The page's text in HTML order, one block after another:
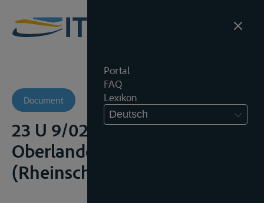
Portal
FAQ
Lexikon
Deutsch
Document
23 U 9/02 RhSch -
Oberlandesgericht
(Rheinschiffahrtsobergericht)